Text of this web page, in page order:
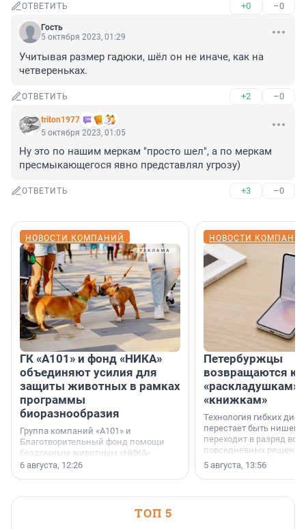
ОТВЕТИТЬ +0 –0
Гость
5 октября 2023, 01:29
Учитывая размер гадюки, шёл он не иначе, как на
четвереньках.
ОТВЕТИТЬ +2 –0
triton1977
5 октября 2023, 01:05
Ну это по нашим меркам "просто шел", а по меркам
пресмыкающегося явно представлял угрозу)
ОТВЕТИТЬ +3 –0
НОВОСТИ КОМПАНИЙ
ГК «А101» и фонд «НИКА»
объединяют усилия для
защиты животных в рамках
программы
биоразнообразия
Группа компаний «А101» и
Благотворительный фонд помощи
бездомным животным «НИКА»
заключили соглашение о
6 августа, 12:26
НОВОСТИ
Петербуржцы
возвращаются к
«раскладушкам»
«книжкам»
Технология гибких
перестает быть
переходит в разряд
повседневных
5 августа, 13:56
ТОП 5